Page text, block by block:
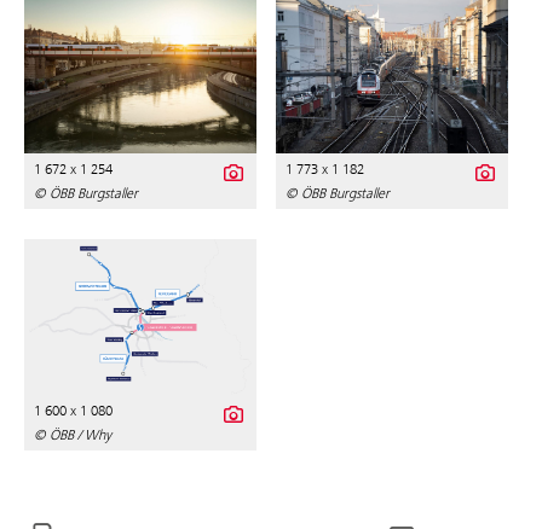
1 672 x 1 254
© ÖBB Burgstaller
1 773 x 1 182
© ÖBB Burgstaller
1 600 x 1 080
© ÖBB / Why